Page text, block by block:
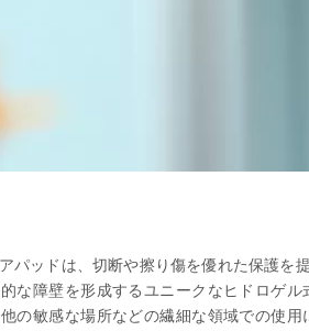
パッドは、切断や擦り傷を優れた保護
な障壁を形成するユニークなヒドロゲ
の敏感な場所などの繊細な領域での使